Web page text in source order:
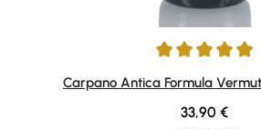
Average rating of 4.96 out of 5 stars
Carpano Antica Formula Vermut
Regular price:
33,90 €